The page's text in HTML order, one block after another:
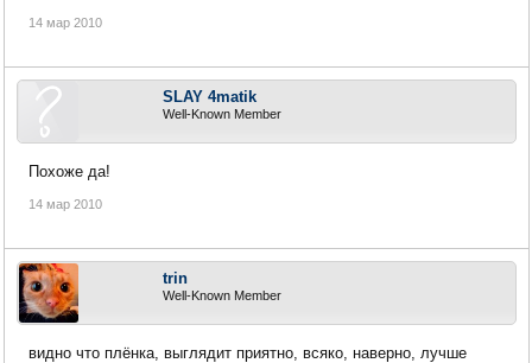
14 мар 2010
SLAY 4matik
Well-Known Member
Похоже да!
14 мар 2010
trin
Well-Known Member
видно что плёнка, выглядит приятно, всяко, наверно, лучше